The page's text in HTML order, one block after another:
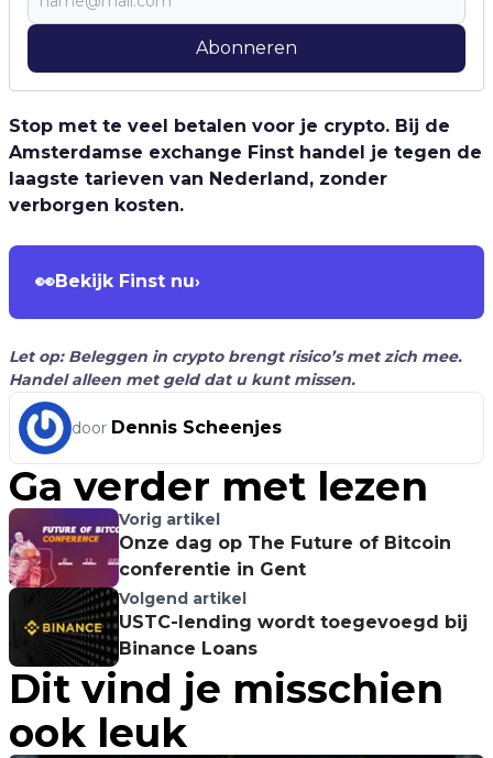
Abonneren
Stop met te veel betalen voor je crypto. Bij de
Amsterdamse exchange Finst handel je tegen de
laagste tarieven van Nederland, zonder
verborgen kosten.
👀Bekijk Finst nu›
Let op: Beleggen in crypto brengt risico’s met zich mee.
Handel alleen met geld dat u kunt missen.
door Dennis Scheenjes
Ga verder met lezen
Vorig artikel
Onze dag op The Future of Bitcoin
conferentie in Gent
Volgend artikel
USTC-lending wordt toegevoegd bij
Binance Loans
Dit vind je misschien
ook leuk